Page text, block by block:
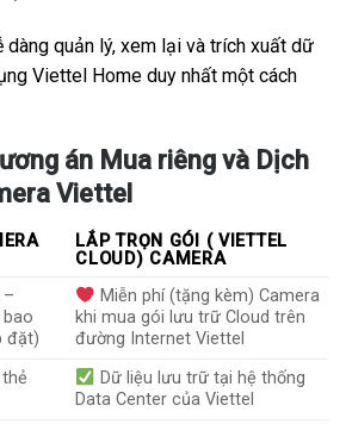
dàng quản lý, xem lại và trích xuất dữ
Viettel Home duy nhất một cách
án Mua riêng và Dịch
Viettel
LẮP TRỌN GÓI ( VIETTEL
CLOUD) CAMERA
–
đặt)
Miễn phí (tặng kèm) Camera
khi mua gói lưu trữ Cloud trên
đường Internet Viettel
Dữ liệu lưu trữ tại hệ thống
Data Center của Viettel